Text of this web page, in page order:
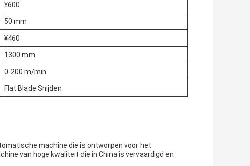
¥600
50 mm
¥460
1300 mm
0-200 m/min
Flat Blade Snijden
machine die is ontworpen voor het
van hoge kwaliteit die in China is vervaardigd en